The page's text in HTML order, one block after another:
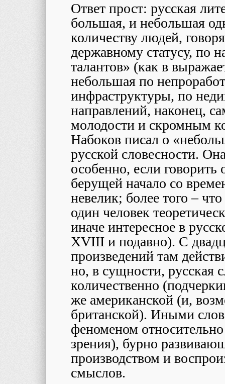
Ответ прост: русская
большая, и небольшая
количеству людей,
державному статусу, по
талантов» (как в
небольшая по
инфраструктуры, по
направлений, наконец,
молодости и скромным
Набоков писал о
русской словесности.
особенно, если говорить
берущей начало со
невелик; более того –
один человек
иначе интересное в
XVIII и подавно). С
произведений там
но, в сущности, русская
количественно
же американской (и,
британской). Иными
феноменом
зрения), бурно
производством и
смыслов.